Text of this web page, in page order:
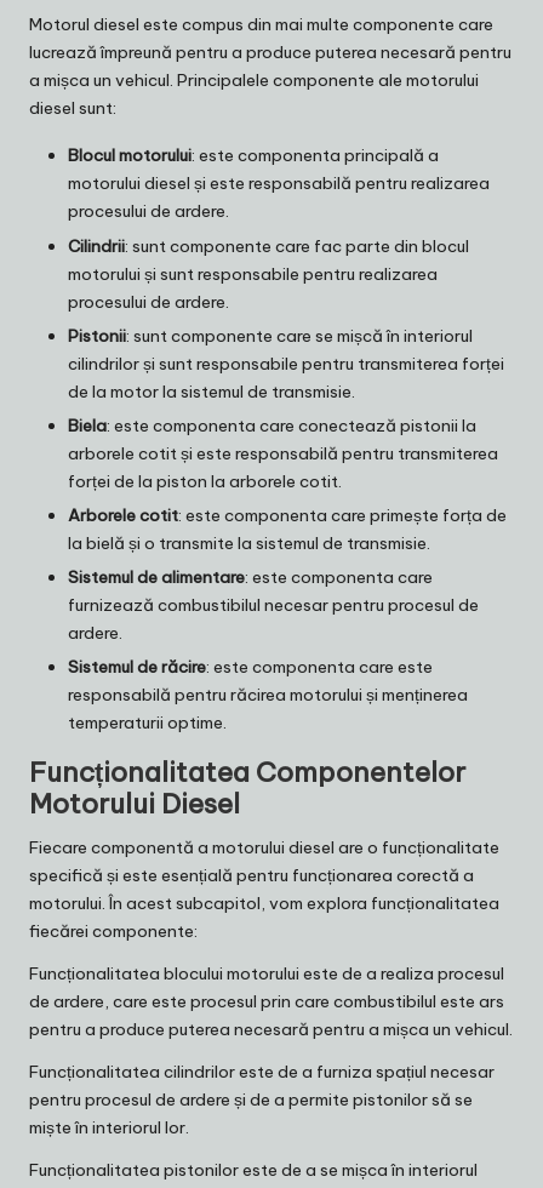
Motorul diesel este compus din mai multe componente care
lucrează împreună pentru a produce puterea necesară pentru
a mișca un vehicul. Principalele componente ale motorului
diesel sunt:
Blocul motorului: este componenta principală a
motorului diesel și este responsabilă pentru realizarea
procesului de ardere.
Cilindrii: sunt componente care fac parte din blocul
motorului și sunt responsabile pentru realizarea
procesului de ardere.
Pistonii: sunt componente care se mișcă în interiorul
cilindrilor și sunt responsabile pentru transmiterea forței
de la motor la sistemul de transmisie.
Biela: este componenta care conectează pistonii la
arborele cotit și este responsabilă pentru transmiterea
forței de la piston la arborele cotit.
Arborele cotit: este componenta care primește forța de
la bielă și o transmite la sistemul de transmisie.
Sistemul de alimentare: este componenta care
furnizează combustibilul necesar pentru procesul de
ardere.
Sistemul de răcire: este componenta care este
responsabilă pentru răcirea motorului și menținerea
temperaturii optime.
Funcționalitatea Componentelor
Motorului Diesel
Fiecare componentă a motorului diesel are o funcționalitate
specifică și este esențială pentru funcționarea corectă a
motorului. În acest subcapitol, vom explora funcționalitatea
fiecărei componente:
Funcționalitatea blocului motorului este de a realiza procesul
de ardere, care este procesul prin care combustibilul este ars
pentru a produce puterea necesară pentru a mișca un vehicul.
Funcționalitatea cilindrilor este de a furniza spațiul necesar
pentru procesul de ardere și de a permite pistonilor să se
miște în interiorul lor.
Funcționalitatea pistonilor este de a se mișca în interiorul